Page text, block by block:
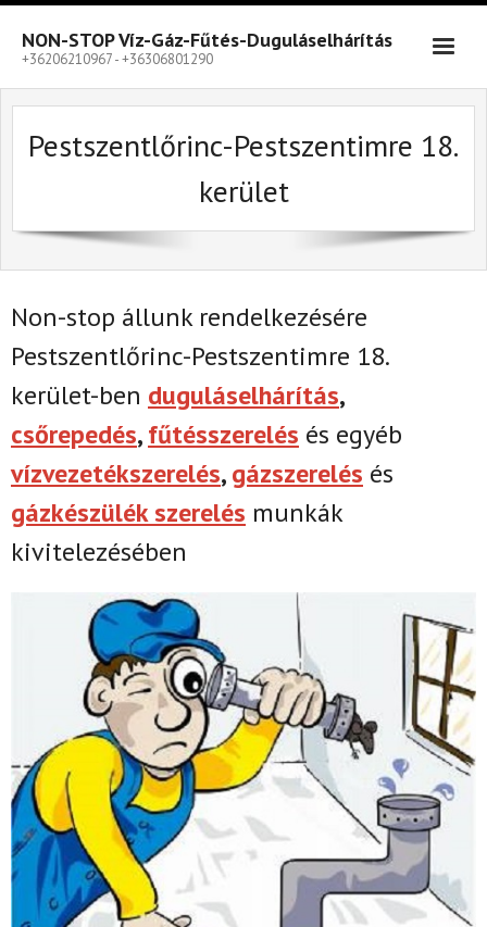
Skip
content
NON-STOP Víz-Gáz-Fűtés-Duguláselhárítás
+36206210967 - +36306801290
Pestszentlőrinc-Pestszentimre 18.
kerület
Non-stop állunk rendelkezésére
Pestszentlőrinc-Pestszentimre 18.
kerület-ben duguláselhárítás,
csőrepedés,fűtésszerelés és egyéb
vízvezetékszerelés,gázszerelés és
gázkészülék szerelés munkák
kivitelezésében